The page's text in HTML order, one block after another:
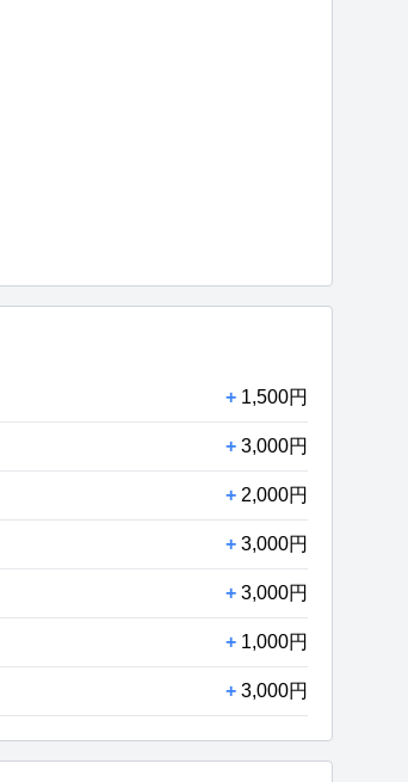
+ 1,500円
+ 3,000円
+ 2,000円
+ 3,000円
+ 3,000円
+ 1,000円
+ 3,000円